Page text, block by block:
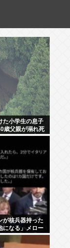
た小学生の息子
歳父親が溺れ死
に 息子は妻に
が核兵器持った
になる」メロー
リカだけだけど